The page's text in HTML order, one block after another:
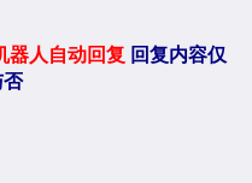
器人自动回复 回复内容仅
否